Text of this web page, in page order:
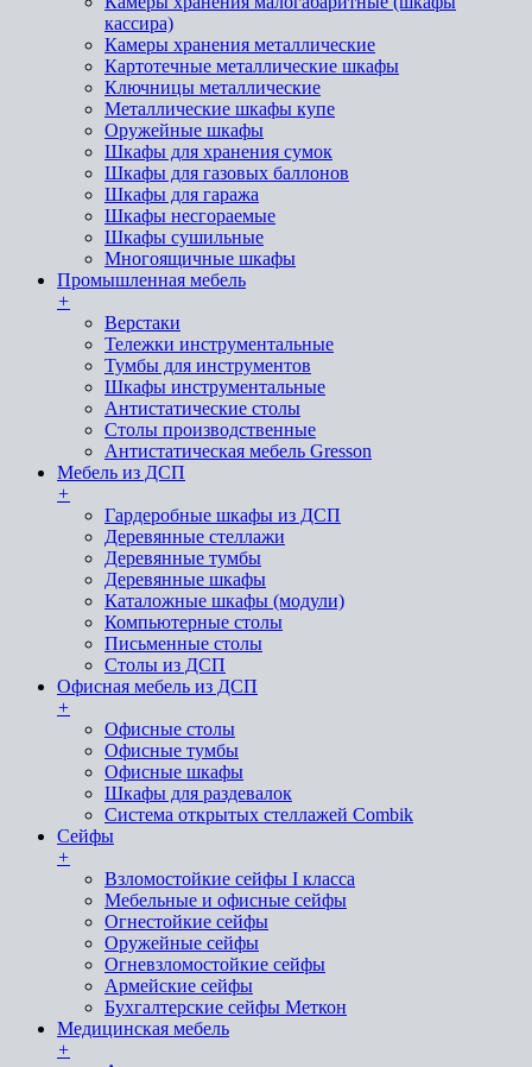
кассира)
Камеры хранения металлические
Картотечные металлические шкафы
Ключницы металлические
Металлические шкафы купе
Оружейные шкафы
Шкафы для хранения сумок
Шкафы для газовых баллонов
Шкафы для гаража
Шкафы несгораемые
Шкафы сушильные
Многоящичные шкафы
Промышленная мебель
+
Верстаки
Тележки инструментальные
Тумбы для инструментов
Шкафы инструментальные
Антистатические столы
Столы производственные
Антистатическая мебель Gresson
Мебель из ДСП
+
Гардеробные шкафы из ДСП
Деревянные стеллажи
Деревянные тумбы
Деревянные шкафы
Каталожные шкафы (модули)
Компьютерные столы
Письменные столы
Столы из ДСП
Офисная мебель из ДСП
+
Офисные столы
Офисные тумбы
Офисные шкафы
Шкафы для раздевалок
Система открытых стеллажей Combik
Сейфы
+
Взломостойкие сейфы I класса
Мебельные и офисные сейфы
Огнестойкие сейфы
Оружейные сейфы
Огневзломостойкие сейфы
Армейские сейфы
Бухгалтерские сейфы Меткон
Медицинская мебель
+